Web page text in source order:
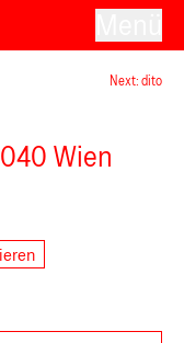
Next: dito
Wien
Secession